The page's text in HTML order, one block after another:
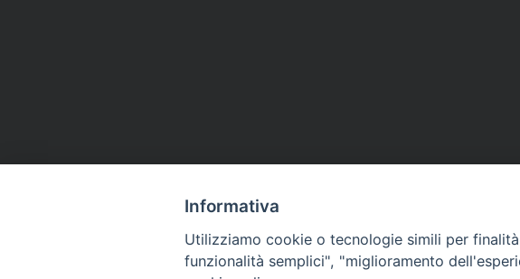
Informativa
Utilizziamo cookie o tecnologie simili per
funzionalità semplici", "miglioramento